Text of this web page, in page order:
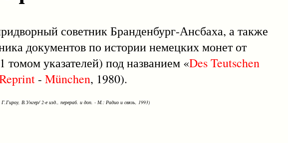
советник Бранденбург-Ансбаха, а также
документов по истории немецких монет от
томом указателей) под названием «DesTeutschen
- München, 1980).
В.Унгер/ 2-е изд., перераб. и доп. - М.: Радио и связь, 1993)